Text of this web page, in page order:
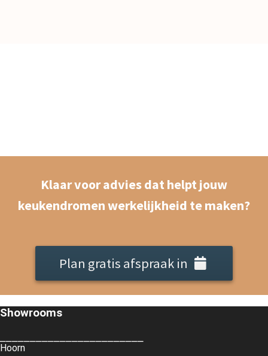
Klaar voor advies dat helpt jouw
keukendromen werkelijkheid te maken?
Plan gratis afspraak in
Showrooms
Hoorn